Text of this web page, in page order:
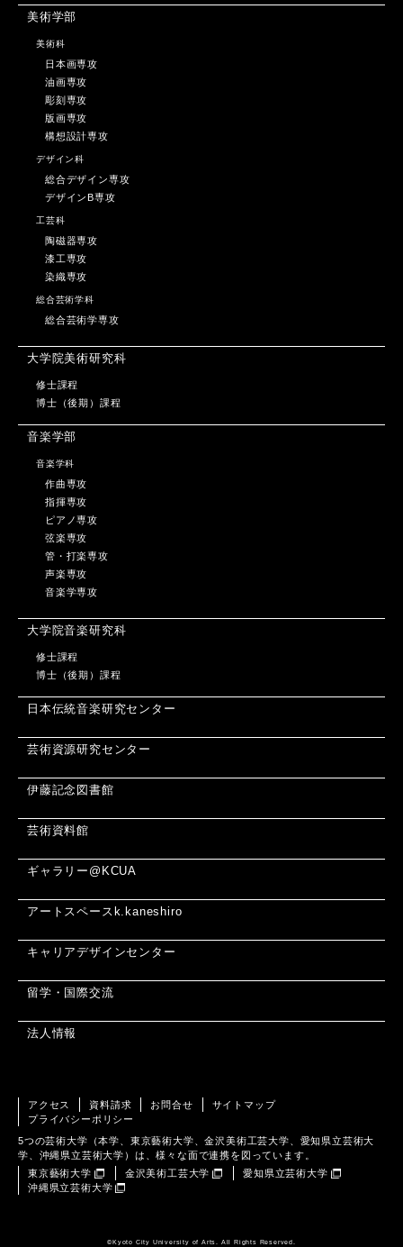
美術学部
美術科
日本画専攻
油画専攻
彫刻専攻
版画専攻
構想設計専攻
デザイン科
総合デザイン専攻
デザインB専攻
工芸科
陶磁器専攻
漆工専攻
染織専攻
総合芸術学科
総合芸術学専攻
大学院美術研究科
修士課程
博士（後期）課程
音楽学部
音楽学科
作曲専攻
指揮専攻
ピアノ専攻
弦楽専攻
管・打楽専攻
声楽専攻
音楽学専攻
大学院音楽研究科
修士課程
博士（後期）課程
日本伝統音楽研究センター
芸術資源研究センター
伊藤記念図書館
芸術資料館
ギャラリー@KCUA
アートスペースk.kaneshiro
キャリアデザインセンター
留学・国際交流
法人情報
アクセス 資料請求 お問合せ
サイトマップ
プライバシーポリシー
5つの芸術大学（本学、東京藝術大学、金沢美術工芸大学、愛知県立芸術大
学、沖縄県立芸術大学）は、様々な面で連携を図っています。
東京藝術大学
金沢美術工芸大学
愛知県立芸術大学
沖縄県立芸術大学
©️Kyoto City University of Arts. All Rights Reserved.